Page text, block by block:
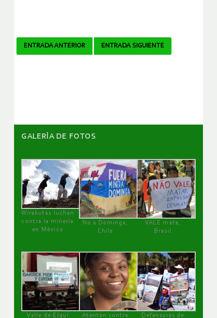
Navegador
ENTRADA ANTERIOR ENTRADA SIGUIENTE
GALERÌA DE FOTOS
Wirakutas luchan
contra la minería
en México
No a Dominga,
Chile
VALE mata,
Brasil
Valle de Elqui
Atentan contra
Defensoras de